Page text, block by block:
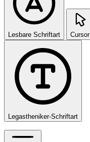
Lesbare Schriftart Cursor
Legastheniker-Schriftart